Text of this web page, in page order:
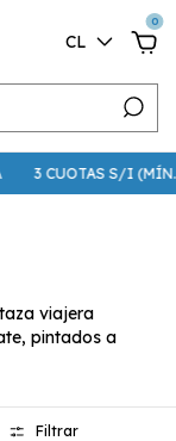
CL
0
3 CUOTAS S/I (MÍN.
viajera
pintados a
Filtrar